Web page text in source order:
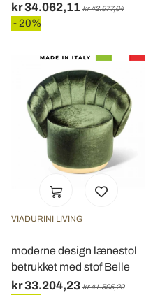
kr 34.062,11 kr 42.577,64
- 20%
VIADURINI LIVING
moderne design lænestol
betrukket med stof Belle
kr 33.204,23 kr 41.505,29